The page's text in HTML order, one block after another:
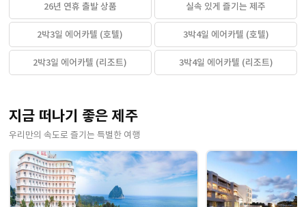
26년 연휴 출발 상품 실속 있게 즐기는 제주
2박3일 에어카텔 (호텔) 3박4일 에어카텔 (호텔)
2박3일 에어카텔 (리조트) 3박4일 에어카텔 (리조트)
지금 떠나기 좋은 제주
우리만의 속도로 즐기는 특별한 여행